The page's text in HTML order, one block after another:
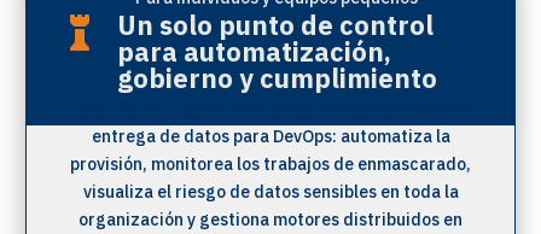
producto
 Un solo punto de control
para automatización,
gobierno y cumplimiento
entrega de datos para DevOps: automatiza la
provisión, monitorea los trabajos de enmascarado,
visualiza el riesgo de datos sensibles en toda la
organización y gestiona motores distribuidos en